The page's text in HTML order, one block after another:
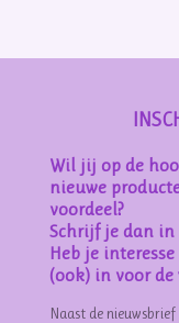
Wil jij op de
nieuwe
voordeel?
Schrijf je dan in
Heb je
(ook) in voor
Naast de